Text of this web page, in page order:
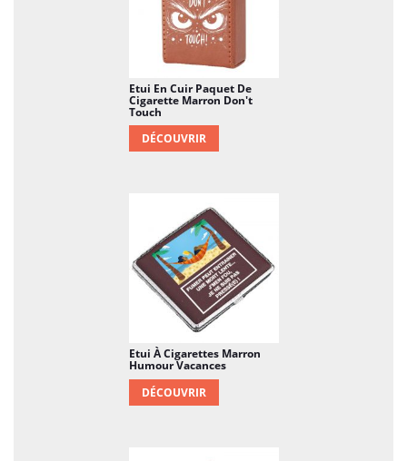
Etui En Cuir Paquet De
Cigarette Marron Don't
Touch
DÉCOUVRIR
Etui À Cigarettes Marron
Humour Vacances
DÉCOUVRIR